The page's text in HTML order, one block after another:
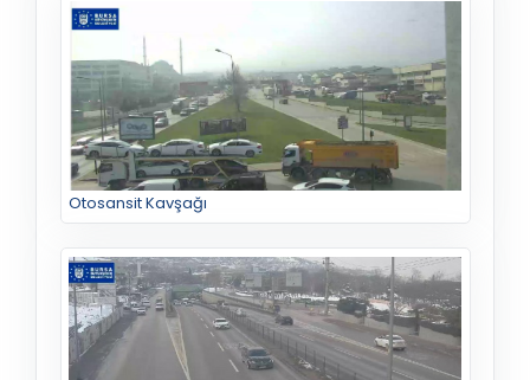
Otosansit Kavşağı